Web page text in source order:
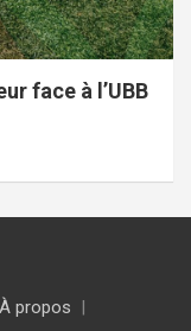
face à l’UBB
À propos